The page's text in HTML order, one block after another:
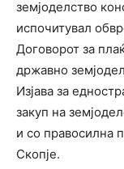
земјоделство
испочитувал
Договорот за
државно
Изјава за
закуп на
и со правосилна
Скопје.